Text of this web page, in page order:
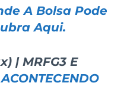
A Bolsa Pode
Aqui.
| MRFG3 E